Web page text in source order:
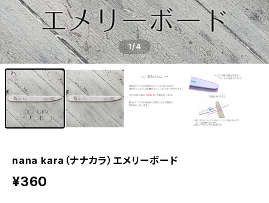
1/4
nana kara（ナナカラ）エメリーボード
¥360